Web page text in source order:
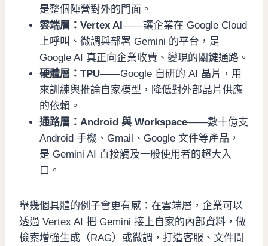
是整個陣營對外的門面。
雲端層：Vertex AI——讓企業在 Google Cloud
上呼叫、微調與部署 Gemini 的平台，是
Google AI 真正向企業收費、變現的關鍵通路。
硬體層：TPU——Google 自研的 AI 晶片，用
來訓練與推論自家模型，降低對外部晶片供應
的依賴。
通路層：Android 與 Workspace——數十億支
Android 手機、Gmail、Google 文件等產品，
是 Gemini AI 直接觸及一般使用者的超大入
口。
舉幾個具體的例子會更有感：在雲端層，企業可以
透過 Vertex AI 把 Gemini 接上自家的內部資料，做
檢索增強生成（RAG）或微調，打造客服、文件問